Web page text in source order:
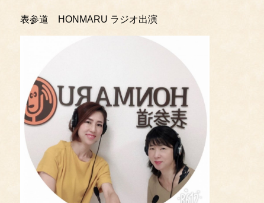
表参道 HONMARU ラジオ出演